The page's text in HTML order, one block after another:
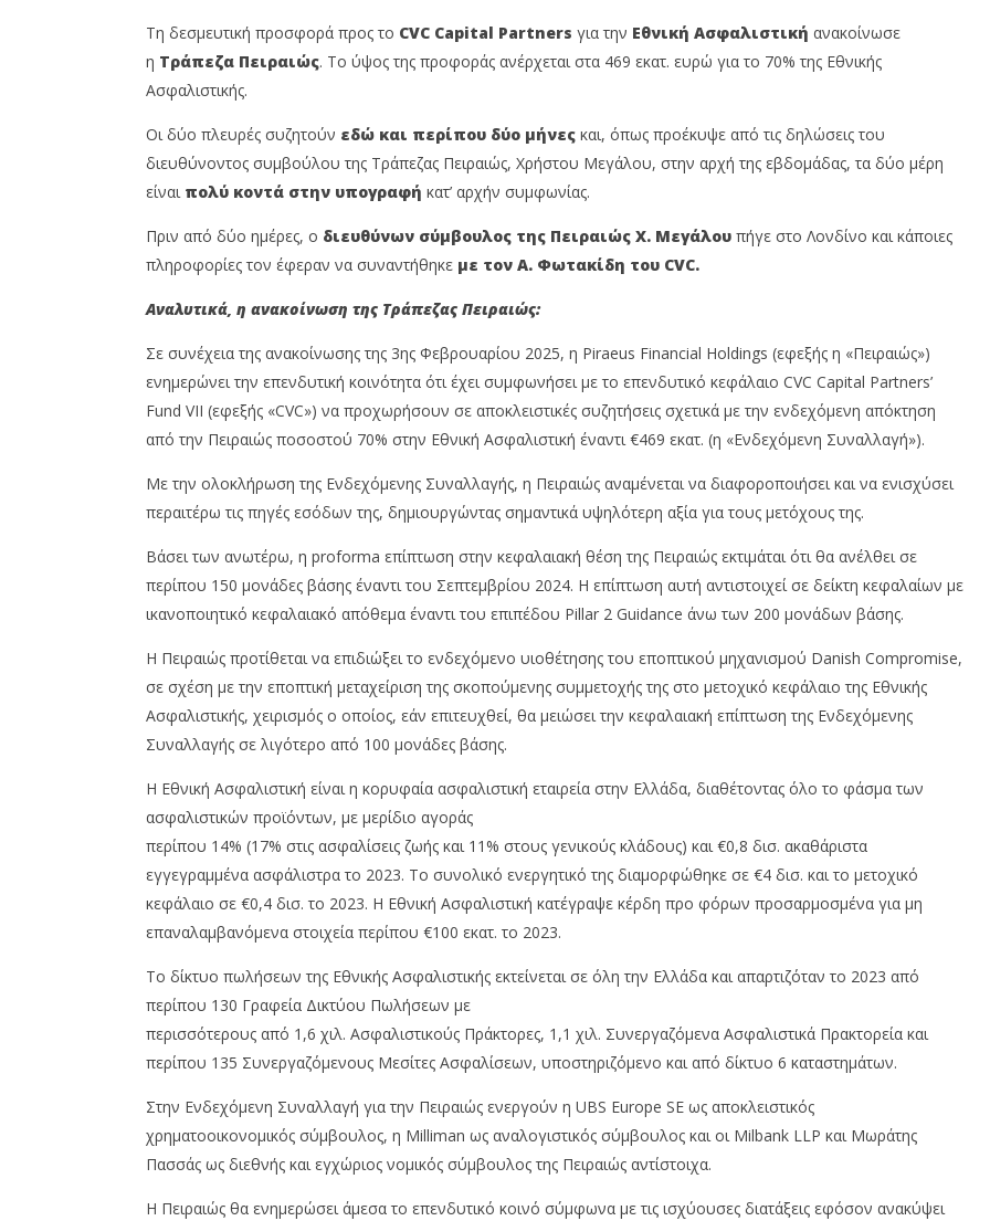
NOW VIEWING
ΠΕΙΡΑΙΩΣ: Προσφέρει 469 εκατ.
ευρώ για το 70% της Εθνικής
10
Φεβρουαρίου,
2025
Insurance
Team
Άνοιξαν οι εγγραφές για το
MDRT Day by MCC Hellas 2026
10
Φεβρουαρίου,
2025
Insurance
Team
Η MDRT Hellas στο MDRT Annual
δικτύωση
News
Τη δεσμευτική προσφορά προς το CVC Capital Partners για την Εθνική Ασφαλιστική ανακοίνωσε
η Τράπεζα Πειραιώς. Το ύψος της προφοράς ανέρχεται στα 469 εκατ. ευρώ για το 70% της Εθνικής
Ασφαλιστικής.
Οι δύο πλευρές συζητούν εδώ και περίπου δύο μήνεςκαι, όπως προέκυψε από τις δηλώσεις του
διευθύνοντος συμβούλου της Τράπεζας Πειραιώς, Χρήστου Μεγάλου, στην αρχή της εβδομάδας, τα δύο μέρη
είναι πολύ κοντά στην υπογραφή κατ’ αρχήν συμφωνίας.
Πριν από δύο ημέρες, ο διευθύνων σύμβουλος της Πειραιώς Χ. Μεγάλουπήγε στο Λονδίνο και κάποιες
πληροφορίες τον έφεραν να συναντήθηκε με τον Α. Φωτακίδη του CVC.
Αναλυτικά, η ανακοίνωση της Τράπεζας Πειραιώς:
Σε συνέχεια της ανακοίνωσης της 3ης Φεβρουαρίου 2025, η Piraeus Financial Holdings (εφεξής η «Πειραιώς»)
ενημερώνει την επενδυτική κοινότητα ότι έχει συμφωνήσει με το επενδυτικό κεφάλαιο CVC Capital Partners’
Fund VII (εφεξής «CVC») να προχωρήσουν σε αποκλειστικές συζητήσεις σχετικά με την ενδεχόμενη απόκτηση
από την Πειραιώς ποσοστού 70% στην Εθνική Ασφαλιστική έναντι €469 εκατ. (η «Ενδεχόμενη Συναλλαγή»).
Με την ολοκλήρωση της Ενδεχόμενης Συναλλαγής, η Πειραιώς αναμένεται να διαφοροποιήσει και να ενισχύσει
περαιτέρω τις πηγές εσόδων της, δημιουργώντας σημαντικά υψηλότερη αξία για τους μετόχους της.
Βάσει των ανωτέρω, η proforma επίπτωση στην κεφαλαιακή θέση της Πειραιώς εκτιμάται ότι θα ανέλθει σε
περίπου 150 μονάδες βάσης έναντι του Σεπτεμβρίου 2024. Η επίπτωση αυτή αντιστοιχεί σε δείκτη κεφαλαίων με
ικανοποιητικό κεφαλαιακό απόθεμα έναντι του επιπέδου Pillar 2 Guidance άνω των 200 μονάδων βάσης.
H Πειραιώς προτίθεται να επιδιώξει το ενδεχόμενο υιοθέτησης του εποπτικού μηχανισμού Danish Compromise,
σε σχέση με την εποπτική μεταχείριση της σκοπούμενης συμμετοχής της στο μετοχικό κεφάλαιο της Εθνικής
Ασφαλιστικής, χειρισμός ο οποίος, εάν επιτευχθεί, θα μειώσει την κεφαλαιακή επίπτωση της Ενδεχόμενης
Συναλλαγής σε λιγότερο από 100 μονάδες βάσης.
Η Εθνική Ασφαλιστική είναι η κορυφαία ασφαλιστική εταιρεία στην Ελλάδα, διαθέτοντας όλο το φάσμα των
ασφαλιστικών προϊόντων, με μερίδιο αγοράς
περίπου 14% (17% στις ασφαλίσεις ζωής και 11% στους γενικούς κλάδους) και €0,8 δισ. ακαθάριστα
εγγεγραμμένα ασφάλιστρα το 2023. Το συνολικό ενεργητικό της διαμορφώθηκε σε €4 δισ. και το μετοχικό
κεφάλαιο σε €0,4 δισ. το 2023. Η Εθνική Ασφαλιστική κατέγραψε κέρδη προ φόρων προσαρμοσμένα για μη
επαναλαμβανόμενα στοιχεία περίπου €100 εκατ. το 2023.
Το δίκτυο πωλήσεων της Εθνικής Ασφαλιστικής εκτείνεται σε όλη την Ελλάδα και απαρτιζόταν το 2023 από
περίπου 130 Γραφεία Δικτύου Πωλήσεων με
περισσότερους από 1,6 χιλ. Ασφαλιστικούς Πράκτορες, 1,1 χιλ. Συνεργαζόμενα Ασφαλιστικά Πρακτορεία και
περίπου 135 Συνεργαζόμενους Μεσίτες Ασφαλίσεων, υποστηριζόμενο και από δίκτυο 6 καταστημάτων.
Στην Ενδεχόμενη Συναλλαγή για την Πειραιώς ενεργούν η UBS Europe SE ως αποκλειστικός
χρηματοοικονομικός σύμβουλος, η Milliman ως αναλογιστικός σύμβουλος και οι Milbank LLP και Μωράτης
Πασσάς ως διεθνής και εγχώριος νομικός σύμβουλος της Πειραιώς αντίστοιχα.
Η Πειραιώς θα ενημερώσει άμεσα το επενδυτικό κοινό σύμφωνα με τις ισχύουσες διατάξεις εφόσον ανακύψει